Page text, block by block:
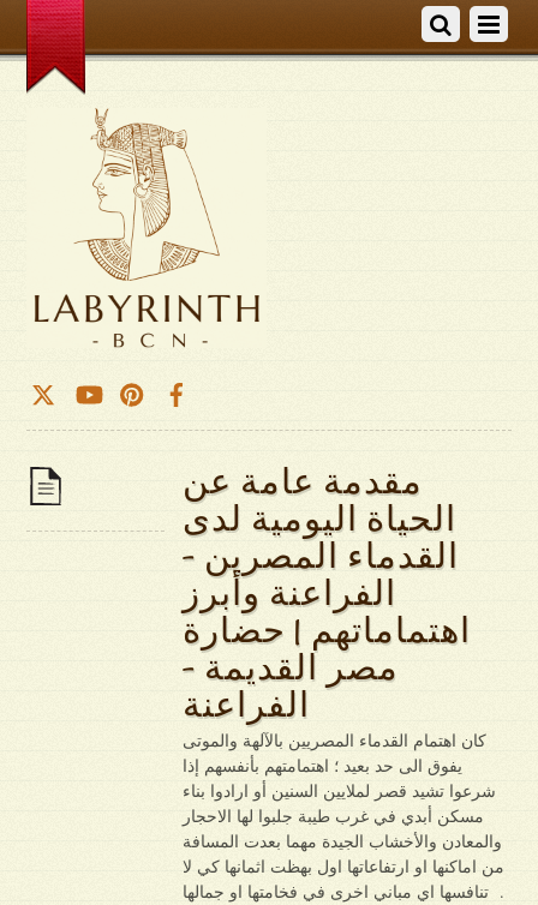
مقدمة عامة عن
الحياة اليومية لدى
القدماء المصرين –
الفراعنة وأبرز
اهتماماتهم | حضارة
مصر القديمة –
الفراعنة
كان اهتمام القدماء المصريين بالآلهة والموتى
يفوق الى حد بعيد ؛ اهتمامتهم بأنفسهم إذا
شرعوا تشيد قصر لملايين السنين أو ارادوا بناء
مسكن أبدي في غرب طيبة جلبوا لها الاحجار
والمعادن والأخشاب الجيدة مهما بعدت المسافة
من اماكنها او ارتفاعاتها اول بهظت اثمانها كي لا
تنافسها اي مباني اخرى في فخامتها او جمالها .